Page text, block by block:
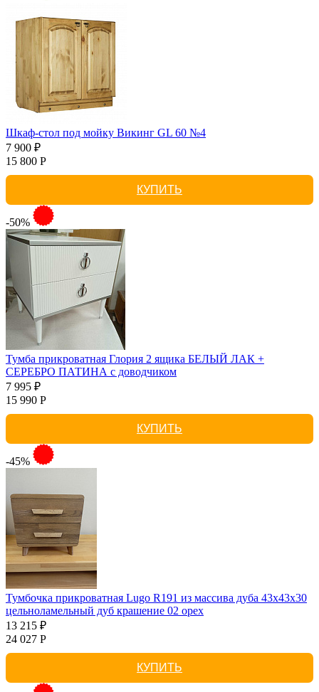
Шкаф-стол под мойку Викинг GL 60 №4
7 900 ₽
15 800 Р
КУПИТЬ
-50%
Тумба прикроватная Глория 2 ящика БЕЛЫЙ ЛАК +
СЕРЕБРО ПАТИНА с доводчиком
7 995 ₽
15 990 Р
КУПИТЬ
-45%
Тумбочка прикроватная Lugo R191 из массива дуба 43х43х30
цельноламельный дуб крашение 02 орех
13 215 ₽
24 027 Р
КУПИТЬ